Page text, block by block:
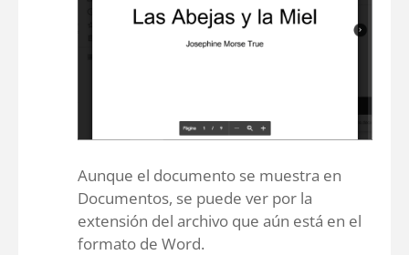
Aunque el documento se muestra en
Documentos, se puede ver por la
extensión del archivo que aún está en el
formato de Word.